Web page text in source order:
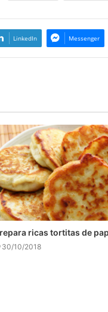
LinkedIn Messenger
ricas tortitas de
30/10/2018